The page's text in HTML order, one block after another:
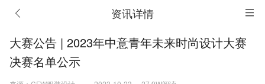
资讯详情
大赛公告 | 2023年中意青年未来时尚设计大赛
决赛名单公示